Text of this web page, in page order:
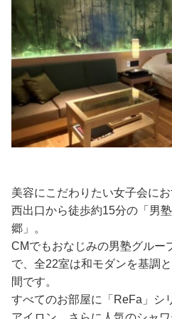
美容にこだわりたい女子会に
西出口から徒歩約15分の「男
郷」。
CMでもおなじみの男塾グルー
で、全22室は和モダンを基調
間です。
すべてのお部屋に「ReFa」シ